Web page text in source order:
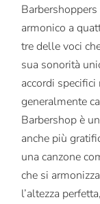
armonico a
tre delle voci
sua sonorità
accordi
generalmente
Barbershop è
anche più
una canzone
che si
l’altezza